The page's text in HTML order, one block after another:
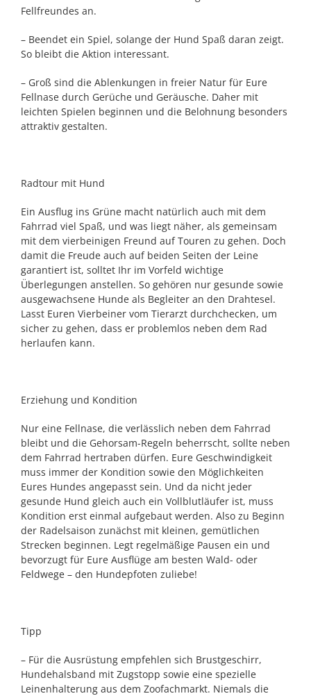
Fellfreundes an.
– Beendet ein Spiel, solange der Hund Spaß daran zeigt.
So bleibt die Aktion interessant.
– Groß sind die Ablenkungen in freier Natur für Eure
Fellnase durch Gerüche und Geräusche. Daher mit
leichten Spielen beginnen und die Belohnung besonders
attraktiv gestalten.
Radtour mit Hund
Ein Ausflug ins Grüne macht natürlich auch mit dem
Fahrrad viel Spaß, und was liegt näher, als gemeinsam
mit dem vierbeinigen Freund auf Touren zu gehen. Doch
damit die Freude auch auf beiden Seiten der Leine
garantiert ist, solltet Ihr im Vorfeld wichtige
Überlegungen anstellen. So gehören nur gesunde sowie
ausgewachsene Hunde als Begleiter an den Drahtesel.
Lasst Euren Vierbeiner vom Tierarzt durchchecken, um
sicher zu gehen, dass er problemlos neben dem Rad
herlaufen kann.
Erziehung und Kondition
Nur eine Fellnase, die verlässlich neben dem Fahrrad
bleibt und die Gehorsam-Regeln beherrscht, sollte neben
dem Fahrrad hertraben dürfen. Eure Geschwindigkeit
muss immer der Kondition sowie den Möglichkeiten
Eures Hundes angepasst sein. Und da nicht jeder
gesunde Hund gleich auch ein Vollblutläufer ist, muss
Kondition erst einmal aufgebaut werden. Also zu Beginn
der Radelsaison zunächst mit kleinen, gemütlichen
Strecken beginnen. Legt regelmäßige Pausen ein und
bevorzugt für Eure Ausflüge am besten Wald- oder
Feldwege – den Hundepfoten zuliebe!
Tipp
– Für die Ausrüstung empfehlen sich Brustgeschirr,
Hundehalsband mit Zugstopp sowie eine spezielle
Leinenhalterung aus dem Zoofachmarkt. Niemals die